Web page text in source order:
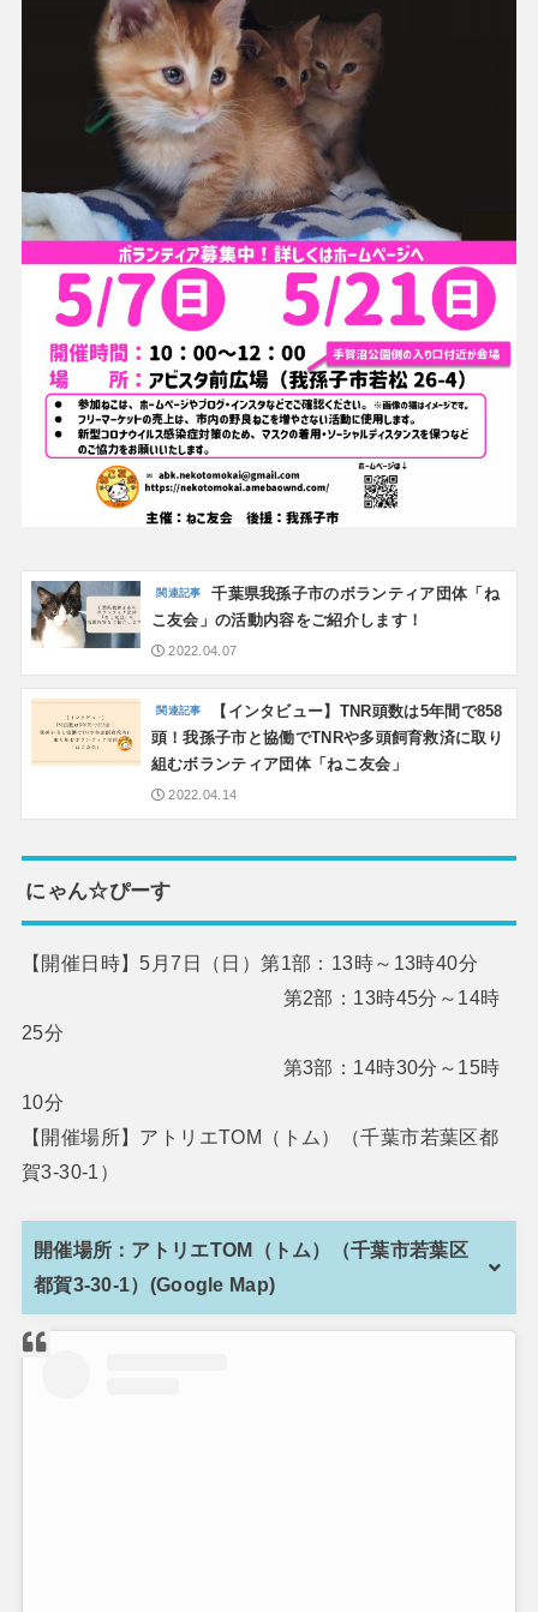
千葉県我孫子市のボランティア団体「ね
こ友会」の活動内容をご紹介します！
2022.04.07
【インタビュー】TNR頭数は5年間で858
頭！我孫子市と協働でTNRや多頭飼育救済に取り
組むボランティア団体「ねこ友会」
2022.04.14
にゃん☆ぴーす
【開催日時】5月7日（日）第1部：13時～13時40分
第2部：13時45分～14時
25分
第3部：14時30分～15時
10分
【開催場所】アトリエTOM（トム）（千葉市若葉区都
賀3-30-1）
開催場所：アトリエTOM（トム）（千葉市若葉区
都賀3-30-1）(Google Map)